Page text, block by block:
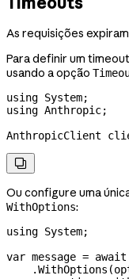
As requisições
Para definir um
usando a opção
using System;
using Anthropic;
AnthropicClient

Ou configure uma
WithOptions:
using System;
var message = await
    .
WithOptions (